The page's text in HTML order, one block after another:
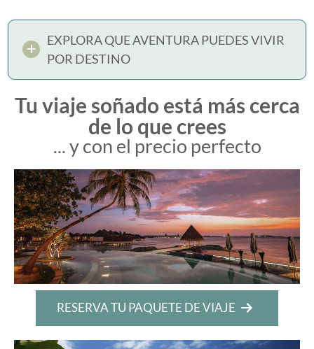
EXPLORA QUE AVENTURA PUEDES VIVIR
POR DESTINO
Tu viaje soñado está más cerca
de lo que crees
... y con el precio perfecto
RESERVA TU PAQUETE DE VIAJE